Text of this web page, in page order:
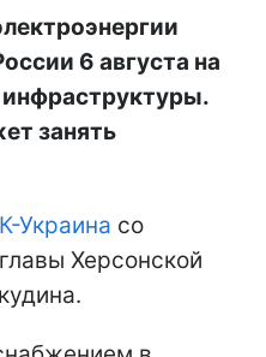
6 августа на
занять
Украина со
главы Херсонской